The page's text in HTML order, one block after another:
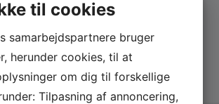
kunstneres musik – udenlandske
og frem til i dag, blandt
Medina, Thomas Helmig, Tina
Five, Bruno Mars, AC/DC og til
Der er noget for alle.
booke via os:
på forespørgsler
med booking
forespørgsel
til cookies
samarbejdspartnere bruger
herunder cookies, til at
om dig til forskellige
Tilpasning af annoncering,